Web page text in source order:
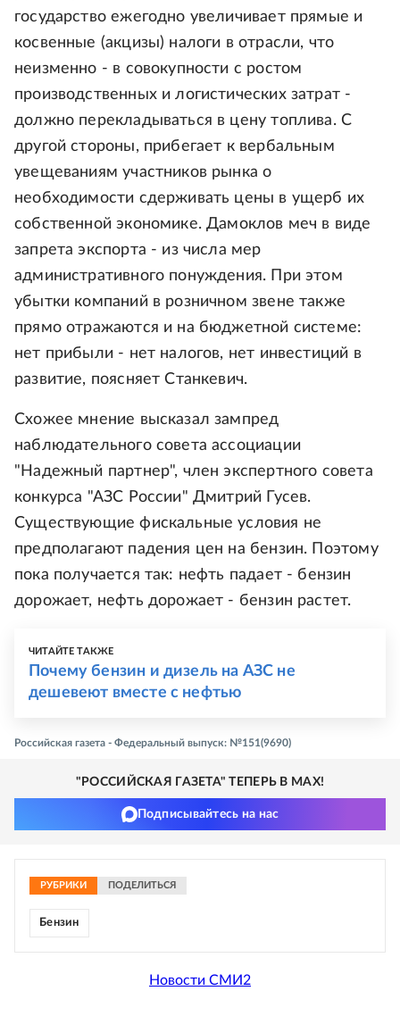
государство ежегодно увеличивает прямые и
косвенные (акцизы) налоги в отрасли, что
неизменно - в совокупности с ростом
производственных и логистических затрат -
должно перекладываться в цену топлива. С
другой стороны, прибегает к вербальным
увещеваниям участников рынка о
необходимости сдерживать цены в ущерб их
собственной экономике. Дамоклов меч в виде
запрета экспорта - из числа мер
административного понуждения. При этом
убытки компаний в розничном звене также
прямо отражаются и на бюджетной системе:
нет прибыли - нет налогов, нет инвестиций в
развитие, поясняет Станкевич.
Схожее мнение высказал зампред
наблюдательного совета ассоциации
"Надежный партнер", член экспертного совета
конкурса "АЗС России" Дмитрий Гусев.
Существующие фискальные условия не
предполагают падения цен на бензин. Поэтому
пока получается так: нефть падает - бензин
дорожает, нефть дорожает - бензин растет.
ЧИТАЙТЕ ТАКЖЕ
Почему бензин и дизель на АЗС не
дешевеют вместе с нефтью
Российская газета - Федеральный выпуск: №151(9690)
"РОССИЙСКАЯ ГАЗЕТА" ТЕПЕРЬ В MAX!
Подписывайтесь на нас
РУБРИКИ ПОДЕЛИТЬСЯ
Бензин
Новости СМИ2